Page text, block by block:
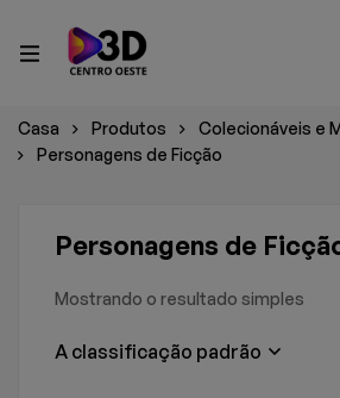
Casa Produtos
Colecionáveis e
Personagens de Ficção
Personagens de
Mostrando o resultado simples
A classificação padrão